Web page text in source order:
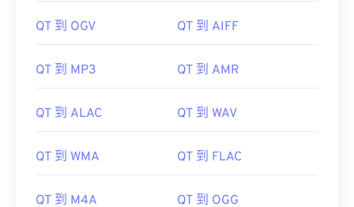
00 00 00
00 00 00
QT 到 OGV QT 到 AIFF
QT 到 MP3 QT 到 AMR
QT 到 ALAC QT 到 WAV
QT 到 WMA QT 到 FLAC
QT 到 M4A QT 到 OGG